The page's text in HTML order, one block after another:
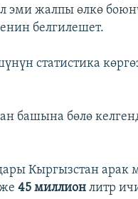
эми жалпы өлкө
белгилешет.
статистика
башына бөлө
Кыргызстан арак
же45 миллионлитр